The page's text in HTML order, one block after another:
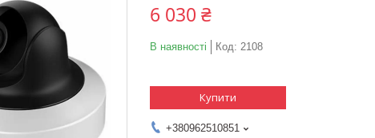
6 030 ₴
В наявності Код: 2108
Купити
+380962510851